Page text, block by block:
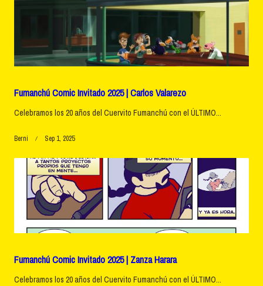
Fumanchú Comic Invitado 2025 | Carlos Valarezo
Celebramos los 20 años del Cuervito Fumanchú con el ÚLTIMO...
Berni Sep 1, 2025
Fumanchú Comic Invitado 2025 | Zanza Harara
Celebramos los 20 años del Cuervito Fumanchú con el ÚLTIMO...